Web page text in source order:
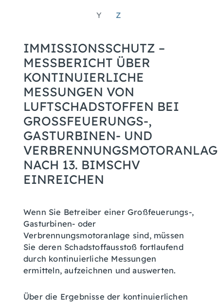
Y Z
IMMISSIONSSCHUTZ –
MESSBERICHT ÜBER
KONTINUIERLICHE
MESSUNGEN VON
LUFTSCHADSTOFFEN BEI
GROSSFEUERUNGS-, G
ASTURBINEN- UND V
ACH 13. BIMSCHV E
INREICHEN
Wenn Sie Betreiber einer Großfeuerungs-,
Gasturbinen- oder
Verbrennungsmotoranlage sind, müssen
Sie deren Schadstoffausstoß fortlaufend
durch kontinuierliche Messungen
ermitteln, aufzeichnen und auswerten.
Über die Ergebnisse der kontinuierlichen